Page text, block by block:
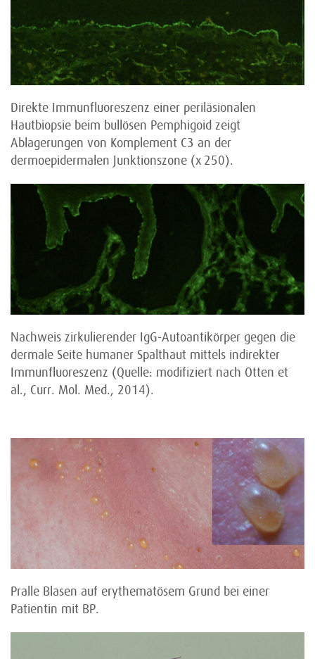
Direkte Immunfluoreszenz einer periläsionalen
Hautbiopsie beim bullösen Pemphigoid zeigt
Ablagerungen von Komplement C3 an der
dermoepidermalen Junktionszone (x 250).
Nachweis zirkulierender IgG-Autoantikörper gegen die
dermale Seite humaner Spalthaut mittels indirekter
Immunfluoreszenz (Quelle: modifiziert nach Otten et
al., Curr. Mol. Med., 2014).
Pralle Blasen auf erythematösem Grund bei einer
Patientin mit BP.